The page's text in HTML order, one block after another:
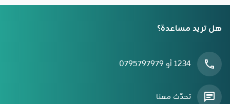
هل تريد مساعدة؟
1234 أو 0795797979
تحدّث معنا